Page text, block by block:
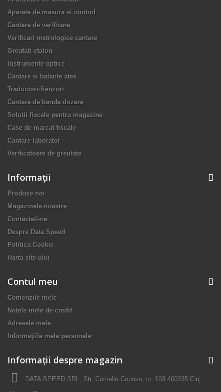
Aparate de masura si control
Cantare de verificare
Verificari metrologice cantare
Greutati etalon
Instrumente optice
Cantare si balante atex
Traductori-Senzori
Cantare de banda dozare
Solutii fiscale pentru magazine
Case de marcat fiscale
Cantare laborator
Verificatoare de greutate
Informaţii
Produse noi
Magazinele noastre
Contactați-ne
Despre Data Speed
Politica Cookie
Harta site-ului
Contul meu
Comenzile mele
Notele mele de credit
Adresele mele
Informaţiile mele personale
Informații despre magazin
DATA SPEED SRL, Str. Corneliu Coposu, nr. 103 400235 Cluj